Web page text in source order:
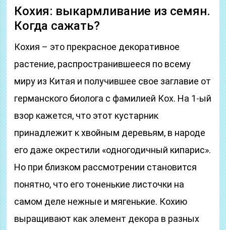
Кохия: выкармливание из семян.
Когда сажать?
Кохия – это прекрасное декоративное
растение, распространившееся по всему
миру из Китая и получившее свое заглавие от
германского биолога с фамилией Кох. На 1-ый
взор кажется, что этот кустарник
принадлежит к хвойным деревьям, в народе
его даже окрестили «одногодичный кипарис».
Но при близком рассмотрении становится
понятно, что его тоненькие листочки на
самом деле нежные и мягенькие. Кохию
выращивают как элемент декора в разных